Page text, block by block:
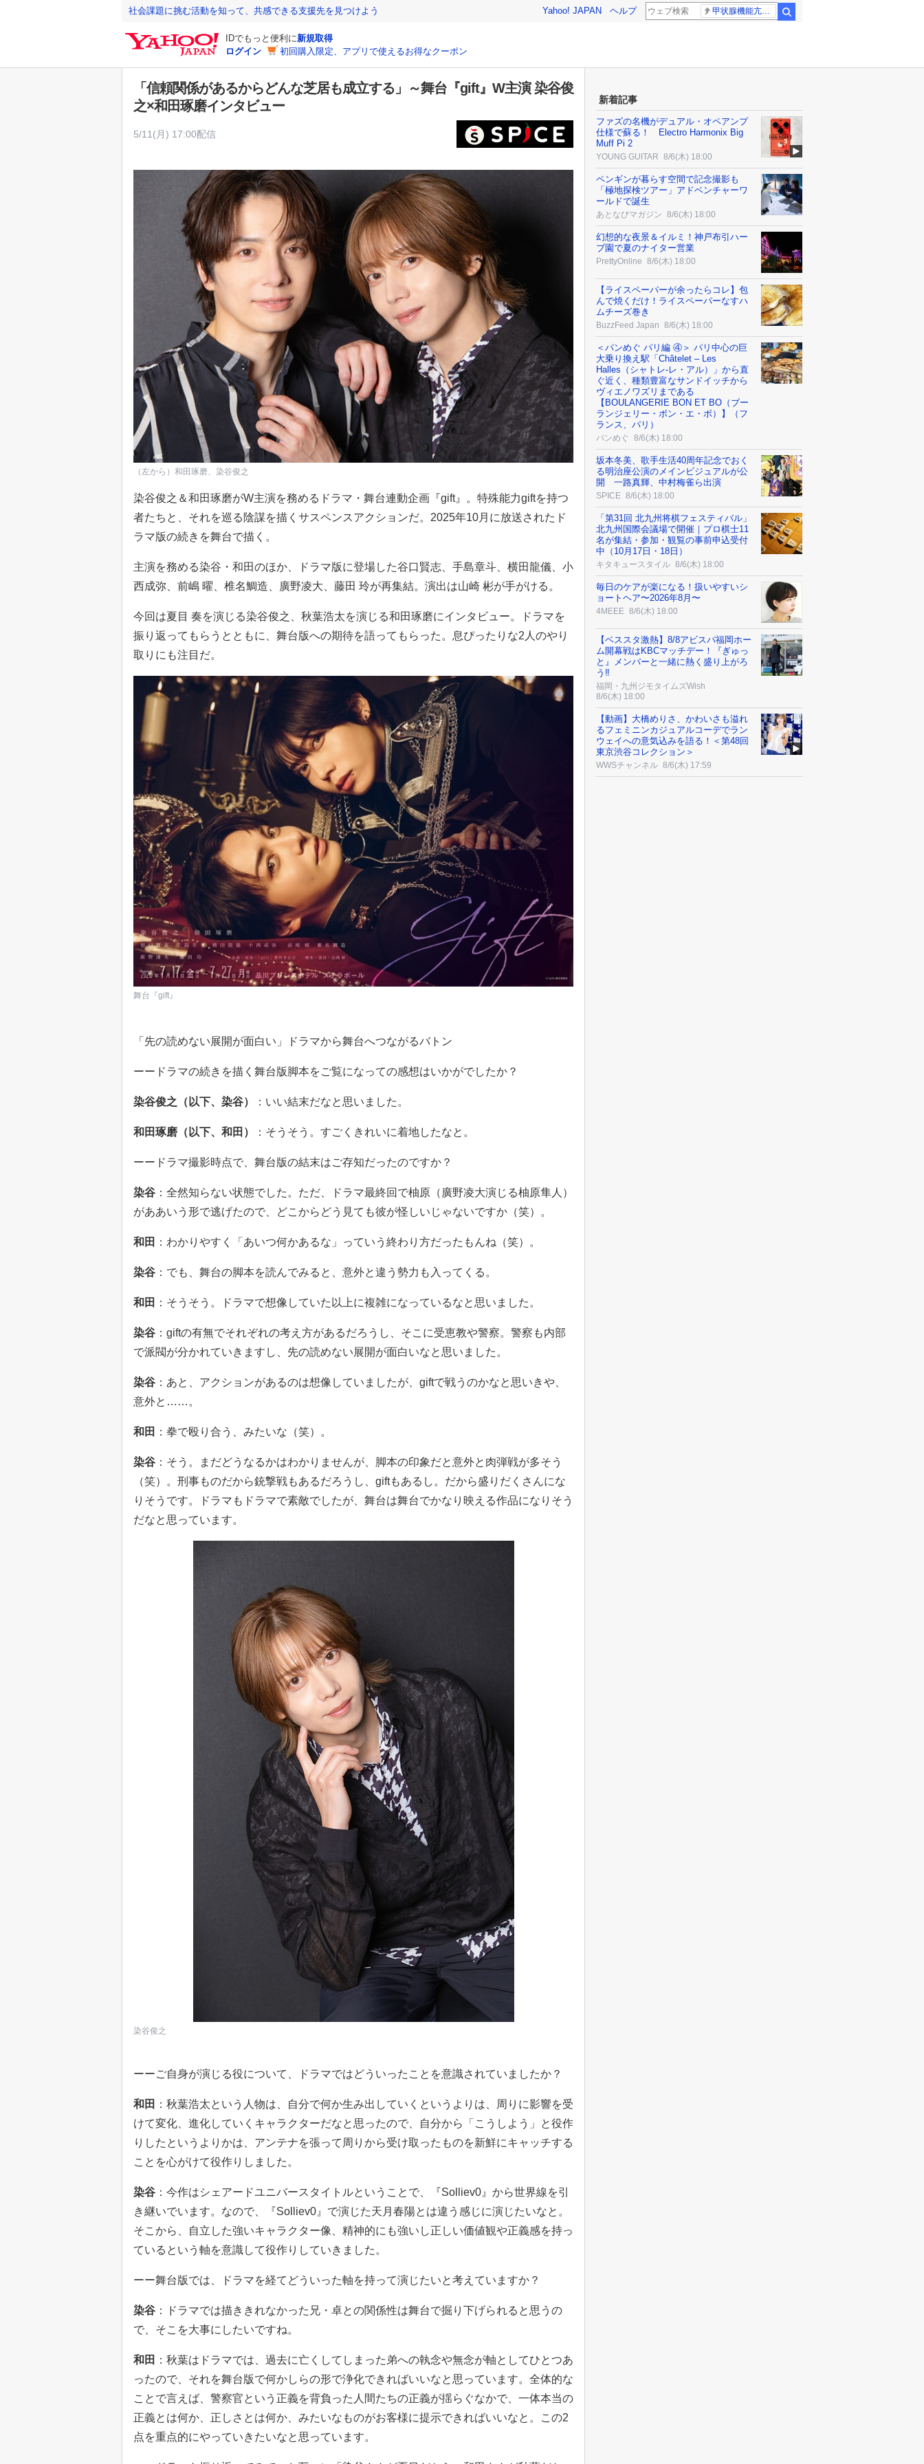
社会課題に挑む活動を知って、共感できる支援先を見つけよう Yahoo! JAPAN ヘルプ 甲状腺機能亢進症
IDでもっと便利に新規取得
ログイン
初回購入限定、アプリで使えるお得なクーポン
「信頼関係があるからどんな芝居も成立する」～舞台『gift』W主演 染谷俊
之×和田琢磨インタビュー
5/11(月) 17:00配信
（左から）和田琢磨、染谷俊之
染谷俊之＆和田琢磨がW主演を務めるドラマ・舞台連動企画『gift』。特殊能力giftを持つ
者たちと、それを巡る陰謀を描くサスペンスアクションだ。2025年10月に放送されたド
ラマ版の続きを舞台で描く。
主演を務める染谷・和田のほか、ドラマ版に登場した谷口賢志、手島章斗、横田龍儀、小
西成弥、前嶋 曜、椎名鯛造、廣野凌大、藤田 玲が再集結。演出は山崎 彬が手がける。
今回は夏目 奏を演じる染谷俊之、秋葉浩太を演じる和田琢磨にインタビュー。ドラマを
振り返ってもらうとともに、舞台版への期待を語ってもらった。息ぴったりな2人のやり
取りにも注目だ。
舞台『gift』
「先の読めない展開が面白い」ドラマから舞台へつながるバトン
ーードラマの続きを描く舞台版脚本をご覧になっての感想はいかがでしたか？
染谷俊之（以下、染谷） ：いい結末だなと思いました。
和田琢磨（以下、和田） ：そうそう。すごくきれいに着地したなと。
ーードラマ撮影時点で、舞台版の結末はご存知だったのですか？
染谷 ：全然知らない状態でした。ただ、ドラマ最終回で柚原（廣野凌大演じる柚原隼人）
がああいう形で逃げたので、どこからどう見ても彼が怪しいじゃないですか（笑）。
和田 ：わかりやすく「あいつ何かあるな」っていう終わり方だったもんね（笑）。
染谷 ：でも、舞台の脚本を読んでみると、意外と違う勢力も入ってくる。
和田 ：そうそう。ドラマで想像していた以上に複雑になっているなと思いました。
染谷 ：giftの有無でそれぞれの考え方があるだろうし、そこに受恵教や警察。警察も内部
で派閥が分かれていきますし、先の読めない展開が面白いなと思いました。
染谷 ：あと、アクションがあるのは想像していましたが、giftで戦うのかなと思いきや、
意外と……。
和田 ：拳で殴り合う、みたいな（笑）。
染谷 ：そう。まだどうなるかはわかりませんが、脚本の印象だと意外と肉弾戦が多そう
（笑）。刑事ものだから銃撃戦もあるだろうし、giftもあるし。だから盛りだくさんにな
りそうです。ドラマもドラマで素敵でしたが、舞台は舞台でかなり映える作品になりそう
だなと思っています。
染谷俊之
ーーご自身が演じる役について、ドラマではどういったことを意識されていましたか？
和田 ：秋葉浩太という人物は、自分で何か生み出していくというよりは、周りに影響を受
けて変化、進化していくキャラクターだなと思ったので、自分から「こうしよう」と役作
りしたというよりかは、アンテナを張って周りから受け取ったものを新鮮にキャッチする
ことを心がけて役作りしました。
染谷 ：今作はシェアードユニバースタイトルということで、『Solliev0』から世界線を引
き継いでいます。なので、『Solliev0』で演じた天月春陽とは違う感じに演じたいなと。
そこから、自立した強いキャラクター像、精神的にも強いし正しい価値観や正義感を持っ
ているという軸を意識して役作りしていきました。
ーー舞台版では、ドラマを経てどういった軸を持って演じたいと考えていますか？
染谷 ：ドラマでは描ききれなかった兄・卓との関係性は舞台で掘り下げられると思うの
で、そこを大事にしたいですね。
和田 ：秋葉はドラマでは、過去に亡くしてしまった弟への執念や無念が軸としてひとつあ
ったので、それを舞台版で何かしらの形で浄化できればいいなと思っています。全体的な
ことで言えば、警察官という正義を背負った人間たちの正義が揺らぐなかで、一体本当の
正義とは何か、正しさとは何か、みたいなものがお客様に提示できればいいなと。この2
点を重点的にやっていきたいなと思っています。
新着記事
ファズの名機がデュアル・オペアンプ
仕様で蘇る！ Electro Harmonix Big
Muff Pi 2
YOUNG GUITAR 8/6(木) 18:00
ペンギンが暮らす空間で記念撮影も
「極地探検ツアー」アドベンチャーワ
ールドで誕生
あとなびマガジン 8/6(木) 18:00
幻想的な夜景＆イルミ！神戸布引ハー
ブ園で夏のナイター営業
PrettyOnline 8/6(木) 18:00
【ライスペーパーが余ったらコレ】包
んで焼くだけ！ライスペーパーなすハ
ムチーズ巻き
BuzzFeed Japan 8/6(木) 18:00
＜パンめぐ パリ編 ④＞ パリ中心の巨
大乗り換え駅「Châtelet – Les
Halles（シャトレ-レ・アル）」から直
ぐ近く、種類豊富なサンドイッチから
ヴィエノワズリまである
【BOULANGERIE BON ET BO（ブー
ランジェリー・ボン・エ・ボ）】（フ
ランス、パリ）
パンめぐ 8/6(木) 18:00
坂本冬美、歌手生活40周年記念でおく
る明治座公演のメインビジュアルが公
開 一路真輝、中村梅雀ら出演
SPICE 8/6(木) 18:00
「第31回 北九州将棋フェスティバル」
北九州国際会議場で開催｜プロ棋士11
名が集結・参加・観覧の事前申込受付
中（10月17日・18日）
キタキュースタイル 8/6(木) 18:00
毎日のケアが楽になる！扱いやすいシ
ョートヘア〜2026年8月〜
4MEEE 8/6(木) 18:00
【ベススタ激熱】8/8アビスパ福岡ホー
ム開幕戦はKBCマッチデー！『ぎゅっ
と』メンバーと一緒に熱く盛り上がろ
う‼
福岡・九州ジモタイムズWish
8/6(木) 18:00
【動画】大橋めりさ、かわいさも溢れ
るフェミニンカジュアルコーデでラン
ウェイへの意気込みを語る！＜第48回
東京渋谷コレクション＞
WWSチャンネル 8/6(木) 17:59